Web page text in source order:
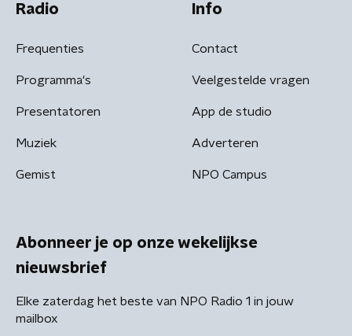
Radio
Frequenties
Programma's
Presentatoren
Muziek
Gemist
Info
Contact
Veelgestelde vragen
App de studio
Adverteren
NPO Campus
Abonneer je op onze wekelijkse
nieuwsbrief
Elke zaterdag het beste van NPO Radio 1 in jouw
mailbox